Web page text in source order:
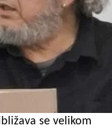
se velikom